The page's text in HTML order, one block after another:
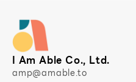
I Am Able Co., Ltd.
amp@amable.to